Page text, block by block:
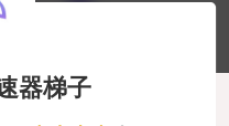
器梯子